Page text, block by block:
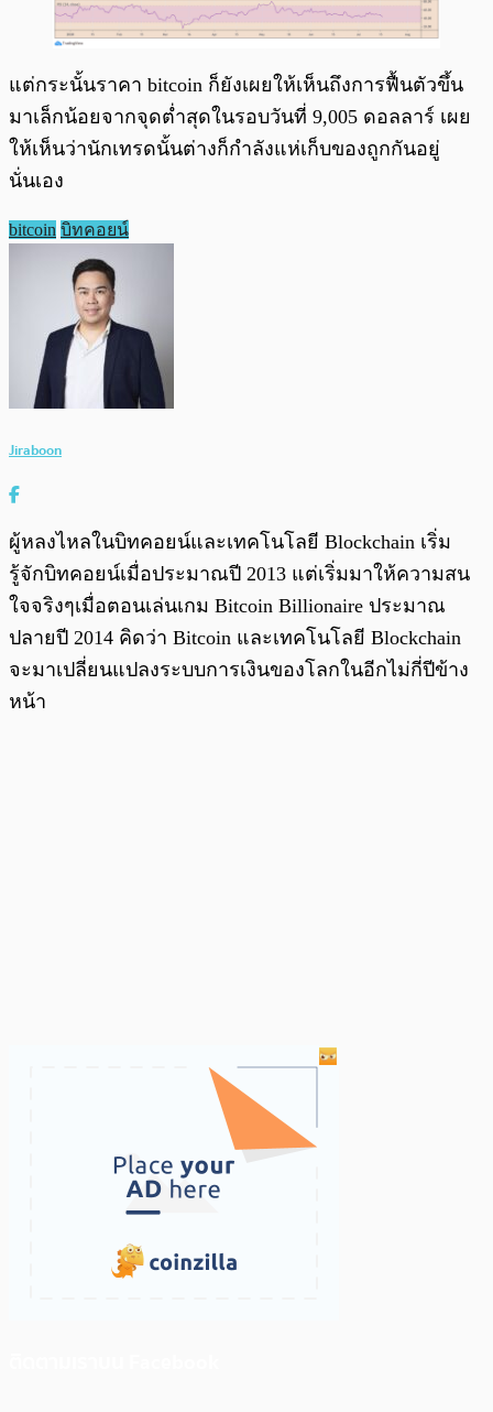
แต่กระนั้นราคา bitcoin ก็ยังเผยให้เห็นถึงการฟื้นตัวขึ้น
มาเล็กน้อยจากจุดต่ำสุดในรอบวันที่ 9,005 ดอลลาร์ เผย
ให้เห็นว่านักเทรดนั้นต่างก็กำลังแห่เก็บของถูกกันอยู่
นั่นเอง
bitcoin บิทคอยน์
Jiraboon
ผู้หลงไหลในบิทคอยน์และเทคโนโลยี Blockchain เริ่ม
รู้จักบิทคอยน์เมื่อประมาณปี 2013 แต่เริ่มมาให้ความสน
ใจจริงๆเมื่อตอนเล่นเกม Bitcoin Billionaire ประมาณ
ปลายปี 2014 คิดว่า Bitcoin และเทคโนโลยี Blockchain
จะมาเปลี่ยนแปลงระบบการเงินของโลกในอีกไม่กี่ปีข้าง
หน้า